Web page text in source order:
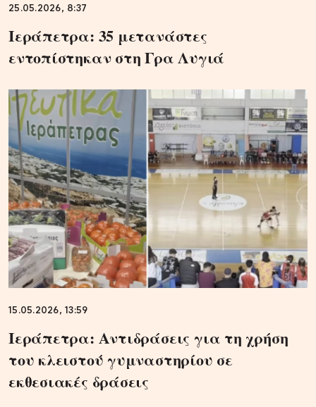
25.05.2026, 8:37
Ιεράπετρα: 35 μετανάστες
εντοπίστηκαν στη Γρα Λυγιά
15.05.2026, 13:59
Ιεράπετρα: Αντιδράσεις για τη χρήση
του κλειστού γυμναστηρίου σε
εκθεσιακές δράσεις